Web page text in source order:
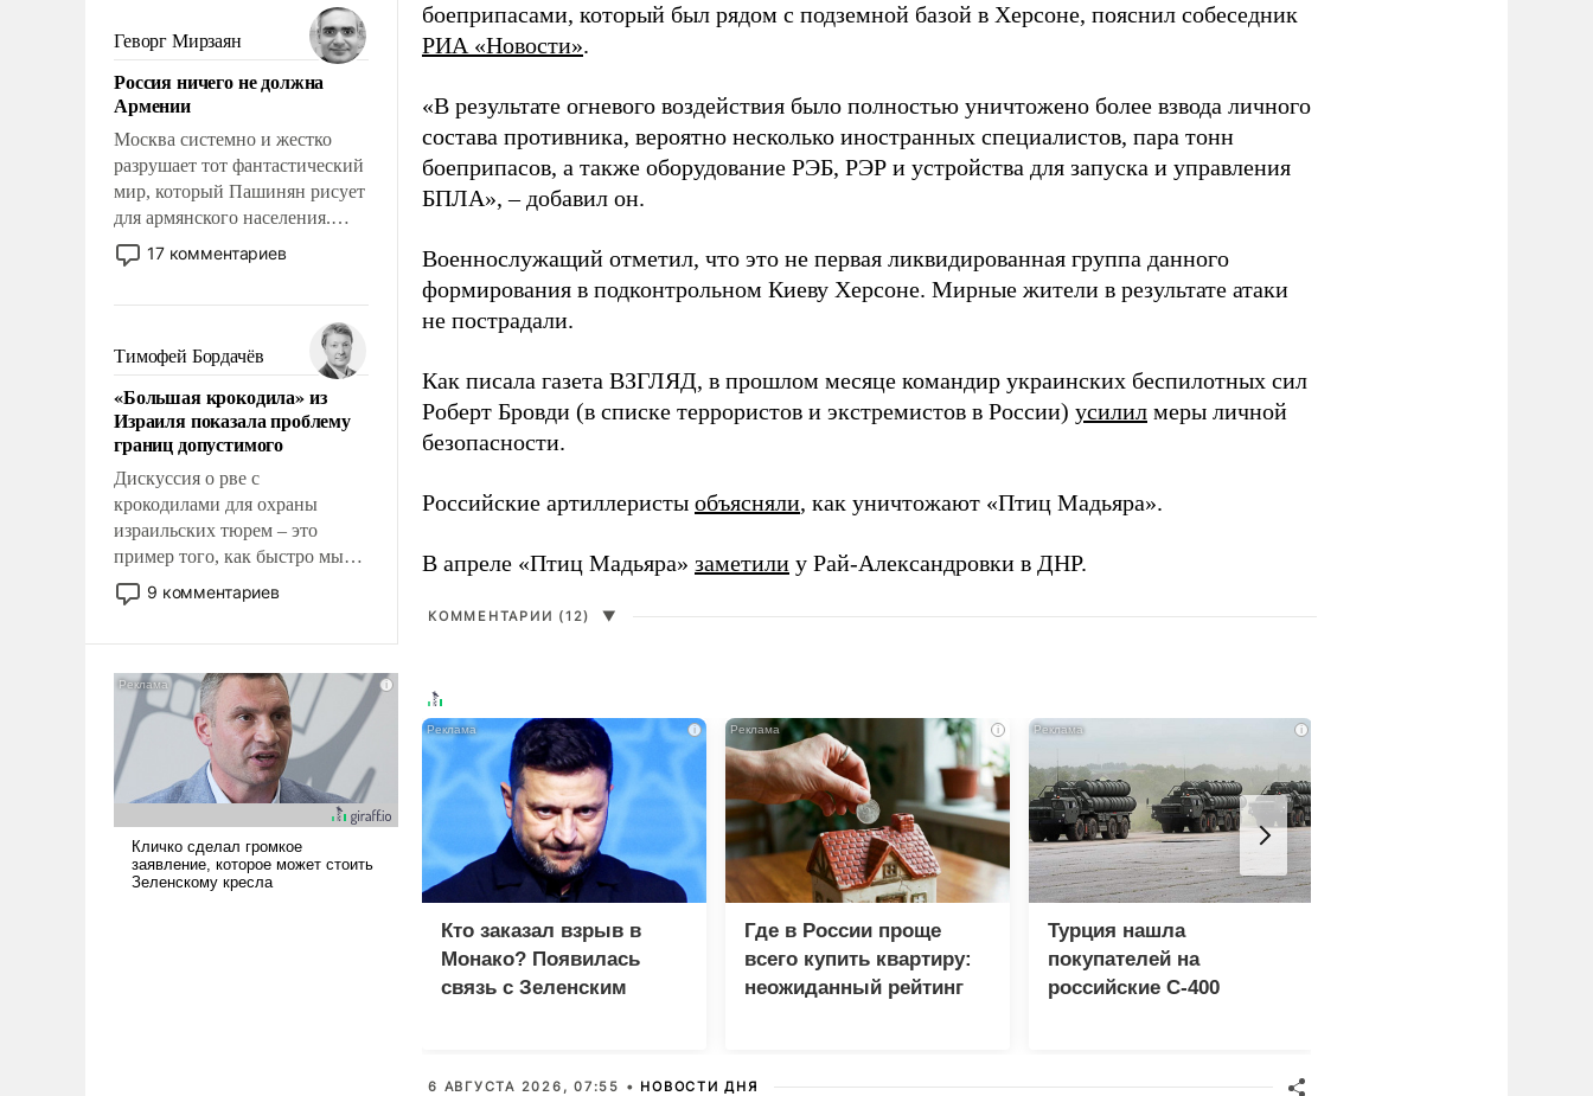
Сложившаяся ситуация
означает многолетний период
уязвимости США, например,
перед Китаем.
Геворг Мирзаян
Россия ничего не должна
Армении
Москва системно и жестко
разрушает тот фантастический
мир, который Пашинян рисует
для армянского населения.
Мир, где политические
прожекты будут безусловно
налогоплательщиков и где
Еревану за свои поступки не
нужно отвечать.
17 комментариев
Тимофей Бордачёв
«Большая крокодила» из
Израиля показала проблему
границ допустимого
Дискуссия о рве с
крокодилами для охраны
израильских тюрем – это
пример того, как быстро мы
двигаемся по пути
революционных изменений.
псевдонаучной фантастики,
стало всерьез обсуждаемой
идеей.
9 комментариев
боеприпасами, который был рядом с подземной базой в Херсоне, пояснил собеседник
РИА «Новости».
«В результате огневого воздействия было полностью уничтожено более взвода личного
состава противника, вероятно несколько иностранных специалистов, пара тонн
боеприпасов, а также оборудование РЭБ, РЭР и устройства для запуска и управления
БПЛА», – добавил он.
Военнослужащий отметил, что это не первая ликвидированная группа данного
формирования в подконтрольном Киеву Херсоне. Мирные жители в результате атаки
не пострадали.
Как писала газета ВЗГЛЯД, в прошлом месяце командир украинских беспилотных сил
Роберт Бровди (в списке террористов и экстремистов в России) усилил меры личной
безопасности.
Российские артиллеристы объясняли, как уничтожают «Птиц Мадьяра».
В апреле «Птиц Мадьяра» заметили у Рай-Александровки в ДНР.
КОММЕНТАРИИ (12) ▼
i
Кто заказал взрыв в
Монако? Появилась
связь с Зеленским
i
Где в России проще
всего купить квартиру:
неожиданный рейтинг
i
Турция нашла
покупателей на
российские C-400
6 АВГУСТА 2026, 07:55 • НОВОСТИ ДНЯ